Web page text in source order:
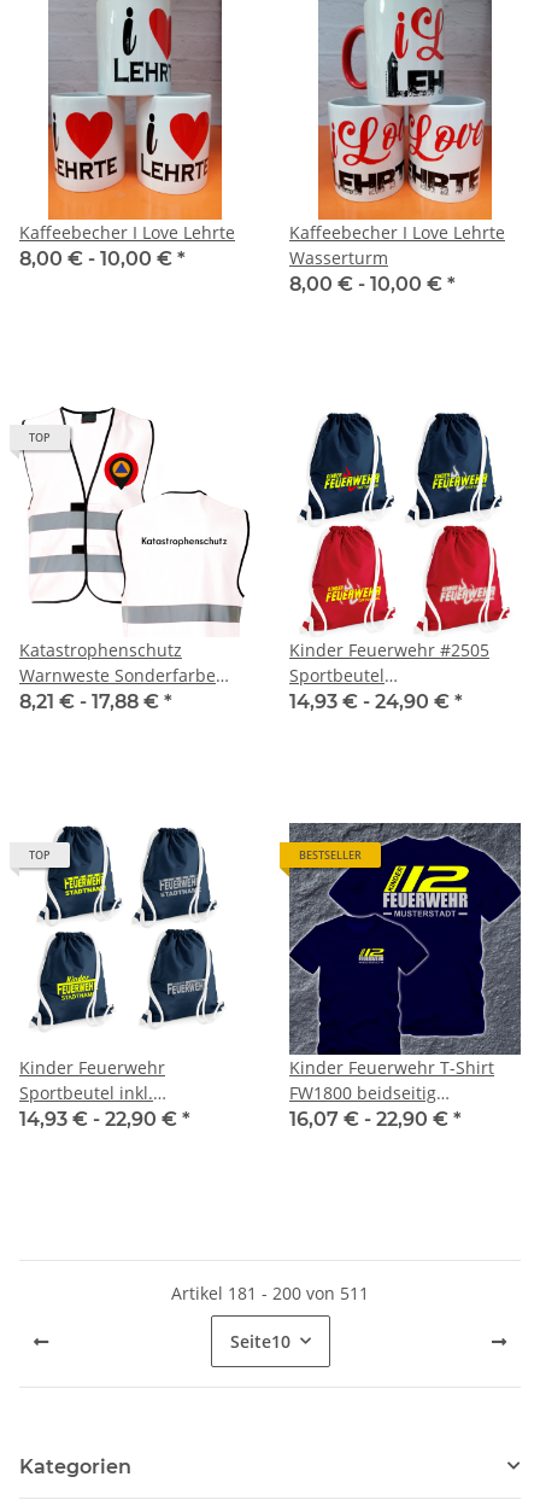
Kaffeebecher I Love Lehrte
8,00 € - 10,00 € *
Kaffeebecher I Love Lehrte
Wasserturm
8,00 € - 10,00 € *
TOP
Katastrophenschutz
Warnweste Sonderfarbe
weiß in 7 größen
8,21 € - 17,88 € *
Kinder Feuerwehr #2505
Sportbeutel
inkl.Wunschname
14,93 € - 24,90 € *
TOP
Kinder Feuerwehr
Sportbeutel inkl.
Wunschname
14,93 € - 22,90 € *
BESTSELLER
Kinder Feuerwehr T-Shirt
FW1800 beidseitig
Wunschstadt
16,07 € - 22,90 € *
Artikel 181 - 200 von 511
Seite10
Kategorien